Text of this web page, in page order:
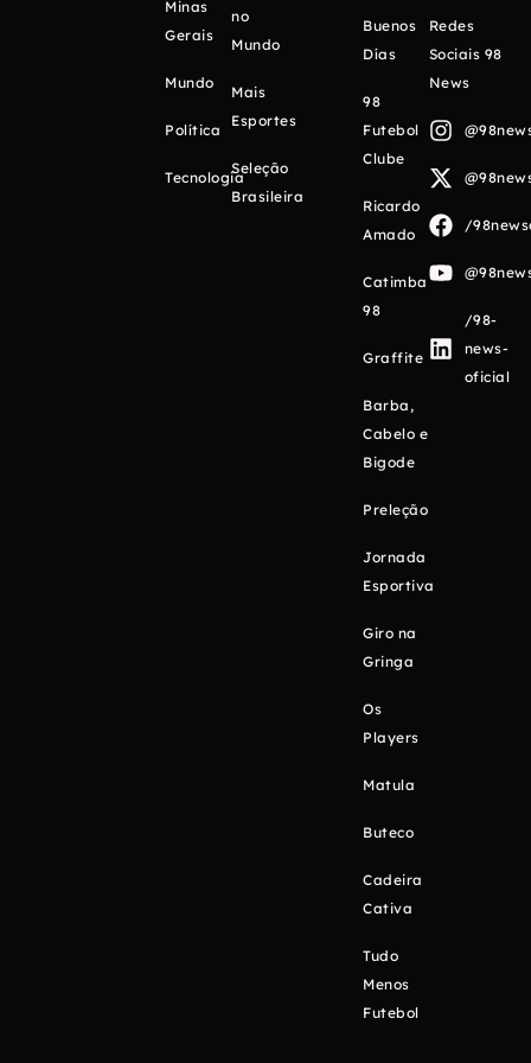
Minas
Gerais
Mundo
Política
Tecnologia
no
Mundo
Mais
Esportes
Seleção
Brasileira
Buenos
Días
98
Futebol
Clube
Ricardo
Amado
Catimba
98
Graffite
Barba,
Cabelo e
Bigode
Preleção
Jornada
Esportiva
Giro na
Gringa
Os
Players
Matula
Buteco
Cadeira
Cativa
Tudo
Menos
Futebol
Redes
Sociais 98
News
/
/98-
news-
oficial